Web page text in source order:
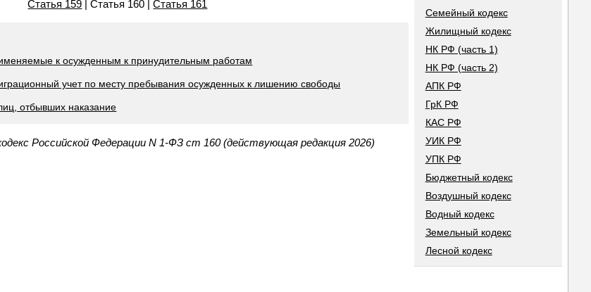
Статья 159 | Статья 160 |Статья 161
к осужденным к принудительным работам
учет по месту пребывания осужденных к лишению свободы
отбывших наказание
Российской Федерации N 1-ФЗ ст 160 (действующая редакция 2026)
Семейный кодекс
Жилищный кодекс
НК РФ (часть 1)
НК РФ (часть 2)
АПК РФ
ГрК РФ
КАС РФ
УИК РФ
УПК РФ
Бюджетный кодекс
Воздушный кодекс
Водный кодекс
Земельный кодекс
Лесной кодекс